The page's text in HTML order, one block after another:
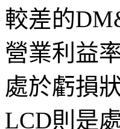
較差的
營業利益
處於虧損
LCD則是